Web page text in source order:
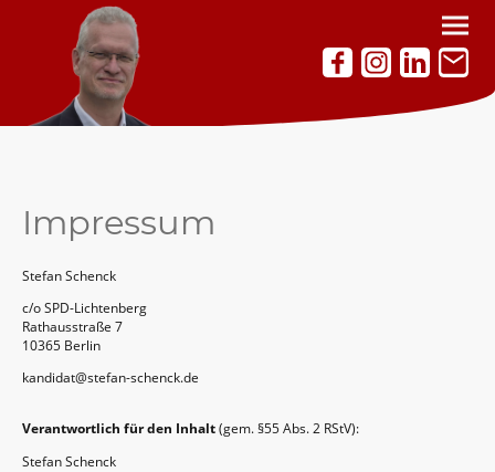
Impressum
Stefan Schenck
c/o SPD-Lichtenberg
Rathausstraße 7
10365 Berlin
kandidat@stefan-schenck.de
Verantwortlich für den Inhalt(gem. §55 Abs. 2 RStV):
Stefan Schenck